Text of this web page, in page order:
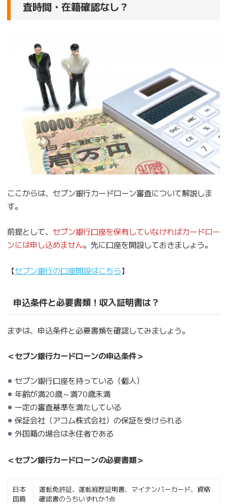
査時間・在籍確認なし？
ここからは、セブン銀行カードローン審査について解説しま
す。
前提として、 セブン銀行口座を保有していなければカードロー
ンには申し込めません。先に口座を開設しておきましょう。
【セブン銀行の口座開設はこちら】
申込条件と必要書類！収入証明書は？
まずは、申込条件と必要書類を確認してみましょう。
＜セブン銀行カードローンの申込条件＞
セブン銀行口座を持っている（個人）
年齢が満20歳～満70歳未満
一定の審査基準を満たしている
保証会社（アコム株式会社）の保証を受けられる
外国籍の場合は永住者である
＜セブン銀行カードローンの必要書類＞
日本
国籍
運転免許証、運転経歴証明書、マイナンバーカード、資格
確認書のうちいずれか1点